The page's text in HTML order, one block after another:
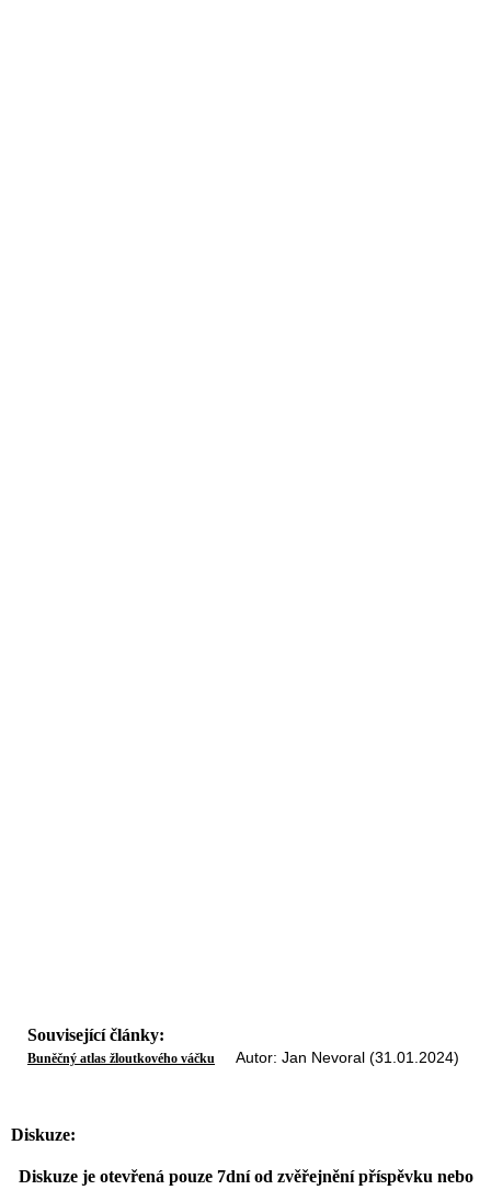
Související články:
Buněčný atlas žloutkového váčku Autor: Jan Nevoral (31.01.2024)
Diskuze:
Diskuze je otevřená pouze 7dní od zvěřejnění příspěvku nebo